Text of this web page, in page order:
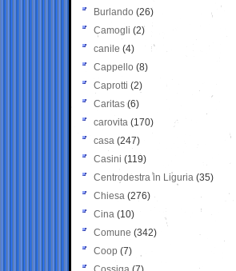
Burlando (26)
Camogli (2)
canile (4)
Cappello (8)
Caprotti (2)
Caritas (6)
carovita (170)
casa (247)
Casini (119)
Centrodestra in Liguria (35)
Chiesa (276)
Cina (10)
Comune (342)
Coop (7)